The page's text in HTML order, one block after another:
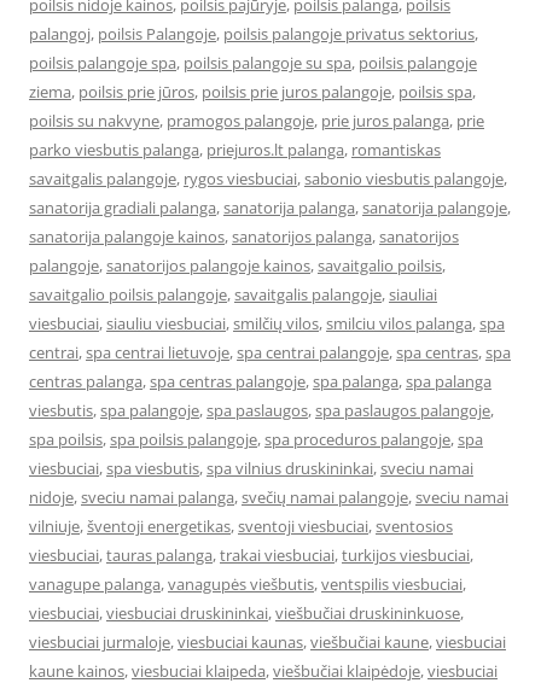
poilsis nidoje kainos, poilsis pajūryje, poilsis palanga, poilsis
palangoj, poilsis Palangoje, poilsis palangoje privatus sektorius,
poilsis palangoje spa, poilsis palangoje su spa, poilsis palangoje
ziema, poilsis prie jūros, poilsis prie juros palangoje, poilsis spa,
poilsis su nakvyne, pramogos palangoje, prie juros palanga, prie
parko viesbutis palanga, priejuros.lt palanga, romantiskas
savaitgalis palangoje, rygos viesbuciai,sabonio viesbutis palangoje,
sanatorija gradiali palanga,sanatorija palanga,sanatorija palangoje,
sanatorija palangoje kainos,sanatorijos palanga,sanatorijos
palangoje,sanatorijos palangoje kainos,savaitgalio poilsis,
savaitgalio poilsis palangoje,savaitgalis palangoje,siauliai
viesbuciai,siauliu viesbuciai,smilčių vilos,smilciu vilos palanga,spa
centrai,spa centrai lietuvoje,spa centrai palangoje,spa centras,spa
centras palanga,spa centras palangoje,spa palanga,spa palanga
viesbutis,spa palangoje,spa paslaugos,spa paslaugos palangoje,
spa poilsis,spa poilsis palangoje,spa proceduros palangoje,spa
viesbuciai,spa viesbutis,spa vilnius druskininkai,sveciu namai
nidoje,sveciu namai palanga,svečių namai palangoje,sveciu namai
vilniuje,šventoji energetikas,sventoji viesbuciai,sventosios
viesbuciai,tauras palanga,trakai viesbuciai,turkijos viesbuciai,
vanagupe palanga,vanagupės viešbutis,ventspilis viesbuciai,
viesbuciai,viesbuciai druskininkai,viešbučiai druskininkuose,
viesbuciai jurmaloje,viesbuciai kaunas,viešbučiai kaune,viesbuciai
kaune kainos,viesbuciai klaipeda,viešbučiai klaipėdoje,viesbuciai